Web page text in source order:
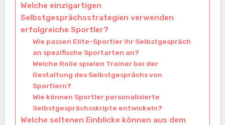
Welche einzigartigen
Selbstgesprächsstrategien verwenden
erfolgreiche Sportler?
Wie passen Elite-Sportler ihr Selbstgespräch
an spezifische Sportarten an?
Welche Rolle spielen Trainer bei der
Gestaltung des Selbstgesprächs von
Sportlern?
Wie können Sportler personalisierte
Selbstgesprächsskripte entwickeln?
Welche seltenen Einblicke können aus dem